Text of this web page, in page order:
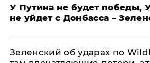
У Путина не будет победы,
не уйдет с Донбасса –
Зеленский об ударах по